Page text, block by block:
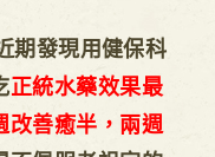
期發現用健保科
正統水藥效果最
改善癒半，兩週